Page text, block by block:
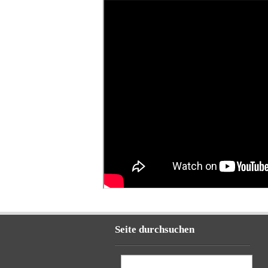
Seite durchsuchen